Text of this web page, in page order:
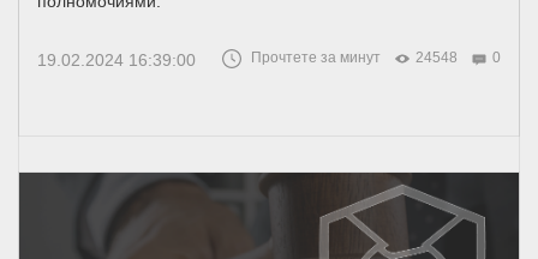
19.02.2024 16:39:00 Прочтете за минут 24548 0